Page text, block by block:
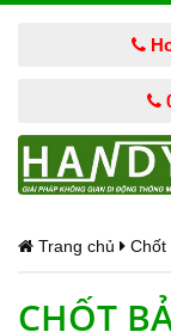
Trang chủ Chốt
CHỐT